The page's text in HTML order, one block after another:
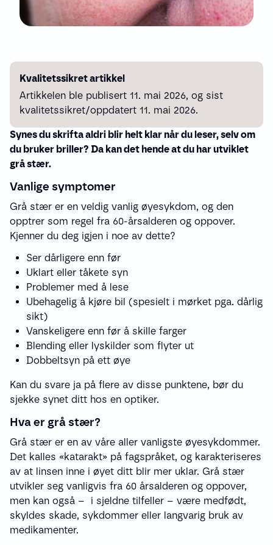
Synes du skrifta aldri blir helt klar når du leser, selv om
du bruker briller? Da kan det hende at du har utviklet
grå stær.
Vanlige symptomer
Grå stær er en veldig vanlig øyesykdom, og den
opptrer som regel fra 60-årsalderen og oppover.
Kjenner du deg igjen i noe av dette?
Ser dårligere enn før
Uklart eller tåkete syn
Problemer med å lese
Ubehagelig å kjøre bil (spesielt i mørket pga. dårlig
sikt)
Vanskeligere enn før å skille farger
Blending eller lyskilder som flyter ut
Dobbeltsyn på ett øye
Kan du svare ja på flere av disse punktene, bør du
sjekke synet ditt hos en optiker.
Hva er grå stær?
Grå stær er en av våre aller vanligste øyesykdommer.
Det kalles «katarakt» på fagspråket, og karakteriseres
av at linsen inne i øyet ditt blir mer uklar. Grå stær
utvikler seg vanligvis fra 60 årsalderen og oppover,
men kan også – i sjeldne tilfeller – være medfødt,
skyldes skade, sykdommer eller langvarig bruk av
medikamenter.
Kvalitetssikret artikkel
Artikkelen ble publisert 11. mai 2026, og sist
kvalitetssikret/oppdatert 11. mai 2026.